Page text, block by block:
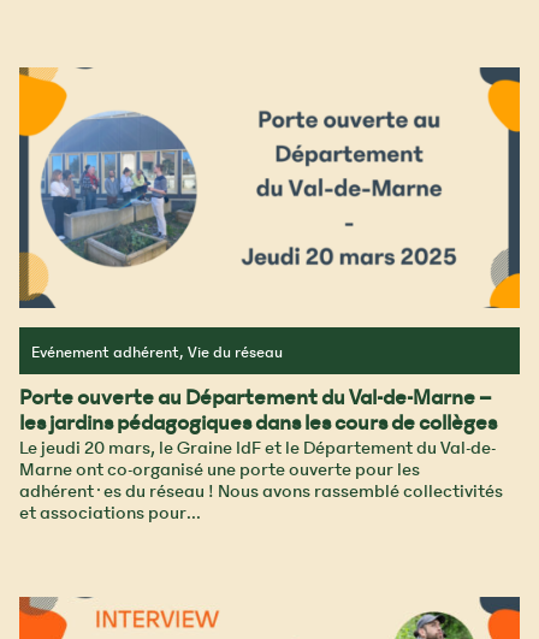
Evénement adhérent, Vie du réseau
Porte ouverte au Département du Val-de-Marne –
les jardins pédagogiques dans les cours de collèges
Le jeudi 20 mars, le Graine IdF et le Département du Val-de-
Marne ont co-organisé une porte ouverte pour les
adhérent·es du réseau ! Nous avons rassemblé collectivités
et associations pour...